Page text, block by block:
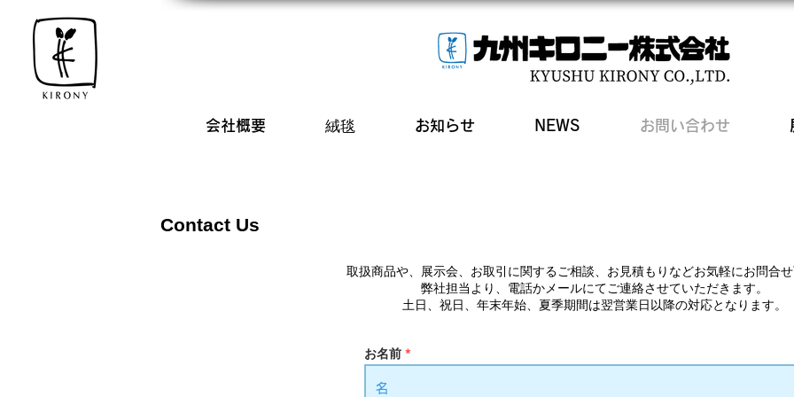
会社概要 絨毯 お知らせ NEWS お問い合わせ
Contact Us
取扱商品や、展示会、お取引に関するご相談、お見積もりなどお気軽にお問合
弊社担当より、電話かメールにてご連絡させていただきます。
土日、祝日、年末年始、夏季期間は翌営業日以降の対応となります。​
お名前